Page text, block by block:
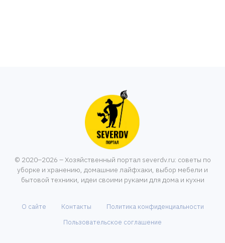
© 2020–2026 – Хозяйственный портал severdv.ru: советы по
уборке и хранению, домашние лайфхаки, выбор мебели и
бытовой техники, идеи своими руками для дома и кухни
О сайте Контакты
Политика конфиденциальности
Пользовательское соглашение